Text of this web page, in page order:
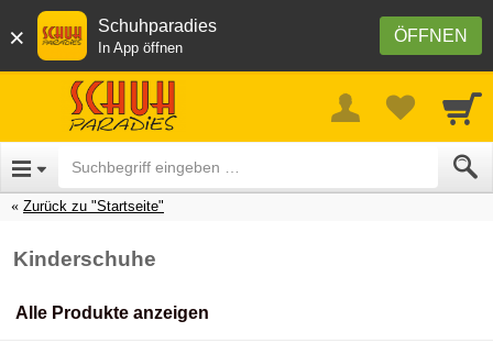
× ÖFFNEN
Schuhparadies
In App öffnen
Zurück zu "Startseite"
Kinderschuhe
Alle Produkte anzeigen